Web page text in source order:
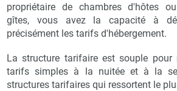
propriétaire de chambres d'hôtes
gîtes, vous avez la capacité à
précisément les tarifs d'hébergement.
La structure tarifaire est souple pour
tarifs simples à la nuitée et à la
structures tarifaires qui ressortent le